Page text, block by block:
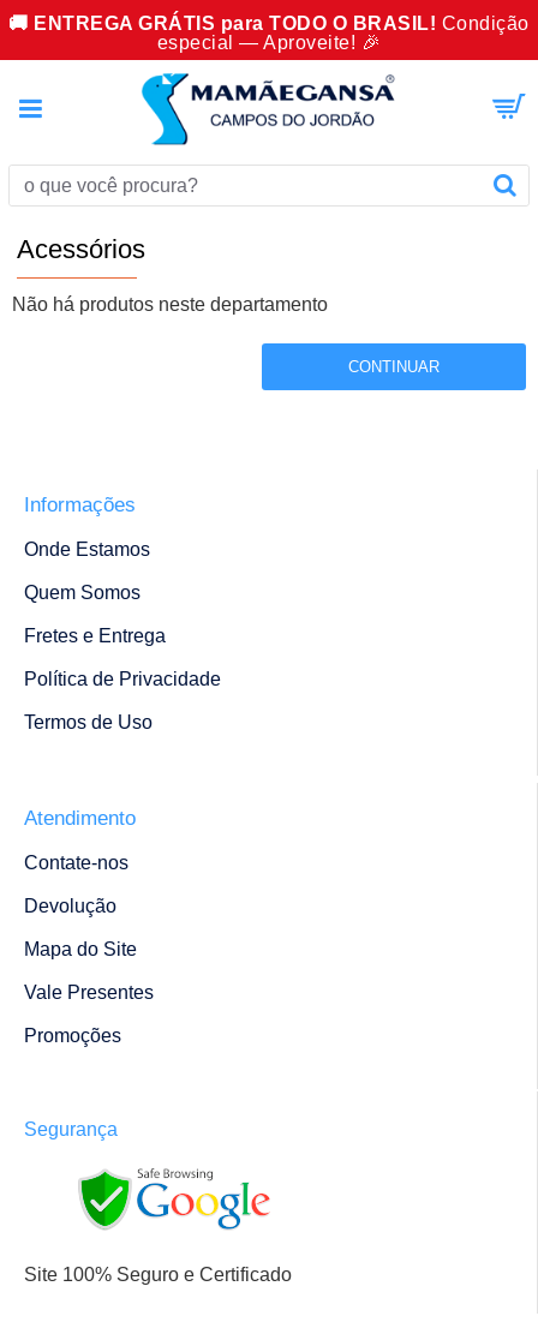
🚚 ENTREGA GRÁTIS para TODO O BRASIL! Condição
especial — Aproveite! 🎉
Acessórios
Não há produtos neste departamento
CONTINUAR
Informações
Onde Estamos
Quem Somos
Fretes e Entrega
Política de Privacidade
Termos de Uso
Atendimento
Contate-nos
Devolução
Mapa do Site
Vale Presentes
Promoções
Segurança
Site 100% Seguro e Certificado